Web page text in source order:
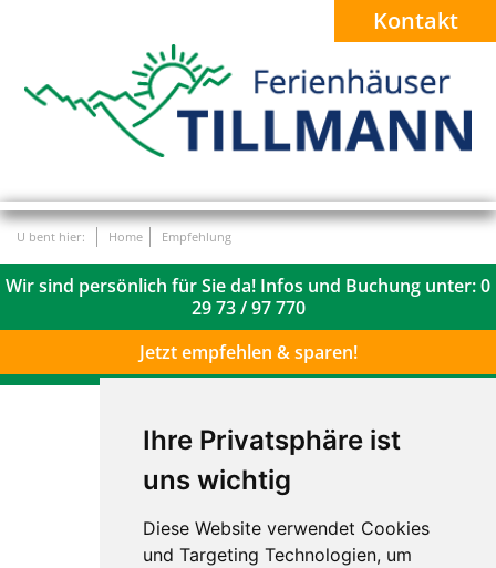
Ihre Privatsphäre ist
uns wichtig
Diese Website verwendet Cookies
und Targeting Technologien, um
Kontakt
U bent hier: Home Empfehlung
Wir sind persönlich für Sie da! Infos und Buchung unter:0
29 73 / 97 770
Jetzt empfehlen & sparen!